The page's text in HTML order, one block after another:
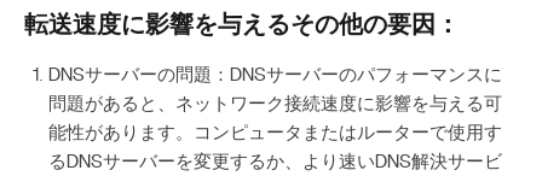
転送速度に影響を与えるその他の要因：
DNSサーバーの問題：DNSサーバーのパフォーマンスに
問題があると、ネットワーク接続速度に影響を与える可
能性があります。コンピュータまたはルーターで使用す
るDNSサーバーを変更するか、より速いDNS解決サービ